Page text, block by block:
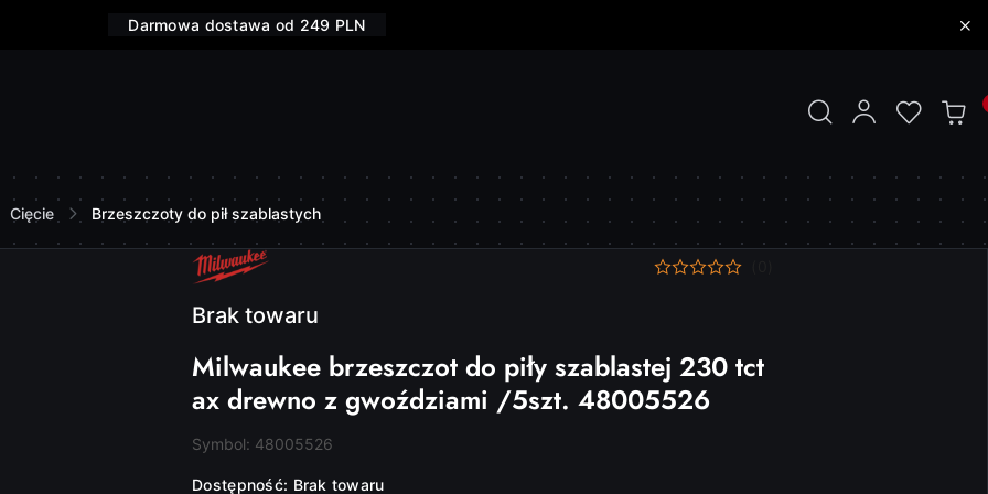
Darmowa dostawa od 249 PLN
Cięcie Brzeszczoty do pił szablastych
NAZWA
PRODUCENTA:
MILWAUKEE
Brak towaru
Milwaukee brzeszczot do piły szablastej 230 tct
ax drewno z gwoździami /5szt. 48005526
Symbol: 48005526
Dostępność: Brak towaru